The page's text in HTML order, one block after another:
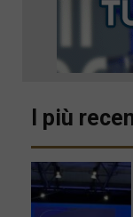
I più